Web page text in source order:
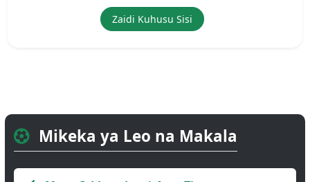
Zaidi Kuhusu Sisi
Mikeka ya Leo na Makala